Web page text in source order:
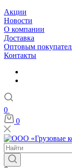
Акции
Новости
О компании
Доставка
Оптовым
Контакты
0
0